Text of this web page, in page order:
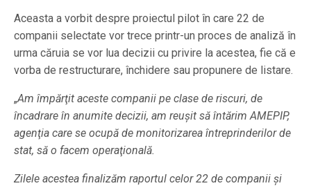
Aceasta a vorbit despre proiectul pilot în care 22 de
companii selectate vor trece printr-un proces de analiză în
urma căruia se vor lua decizii cu privire la acestea, fie că e
vorba de restructurare, închidere sau propunere de listare.
„Am împărţit aceste companii pe clase de riscuri, de
încadrare în anumite decizii, am reuşit să întărim AMEPIP,
agenţia care se ocupă de monitorizarea întreprinderilor de
stat, să o facem operaţională.
Zilele acestea finalizăm raportul celor 22 de companii şi